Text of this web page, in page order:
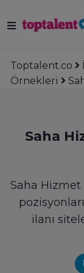
Toptalent.co
Örnekleri
Saha
Saha Hizmet
ilanı